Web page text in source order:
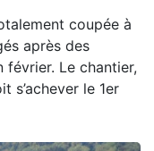
coupée à
après des
février. Le chantier,
s’achever le 1er